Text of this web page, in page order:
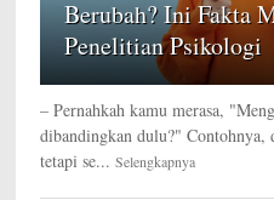
Berubah? Ini Fakta
Penelitian Psikologi
– Pernahkah kamu merasa,
dibandingkan dulu?" Contohnya,
tetapi se... Selengkapnya